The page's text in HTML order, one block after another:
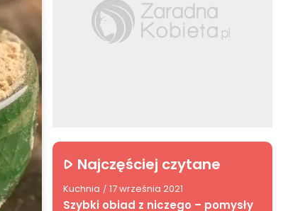
Najczęściej czytane
Kuchnia / 17 września 2021
Szybki obiad z niczego – pomysły